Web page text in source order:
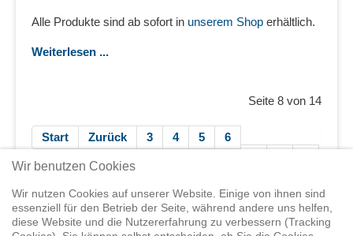
Alle Produkte sind ab sofort in unserem Shop erhältlich.
Weiterlesen ...
Seite 8 von 14
Start Zurück 3 4 5
6
Wir benutzen Cookies
Wir nutzen Cookies auf unserer Website. Einige von ihnen sind
essenziell für den Betrieb der Seite, während andere uns helfen,
diese Website und die Nutzererfahrung zu verbessern (Tracking